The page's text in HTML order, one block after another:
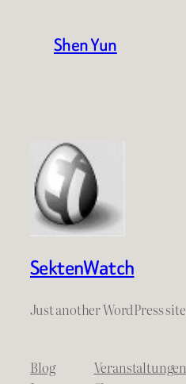
Shen Yun
SektenWatch
Just another WordPress site
Blog
Veranstaltungen